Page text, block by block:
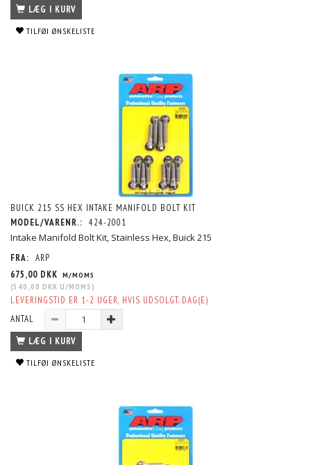
LÆG I KURV
TILFØJ ØNSKELISTE
BUICK 215 SS HEX INTAKE MANIFOLD BOLT KIT
MODEL/VARENR.: 424-2001
Intake Manifold Bolt Kit, Stainless Hex, Buick 215
FRA: ARP
675,00 DKK M/MOMS
(540,00 DKK U/MOMS )
LEVERINGSTID ER 1-2 UGER, HVIS UDSOLGT. DAG(E)
ANTAL
LÆG I KURV
TILFØJ ØNSKELISTE